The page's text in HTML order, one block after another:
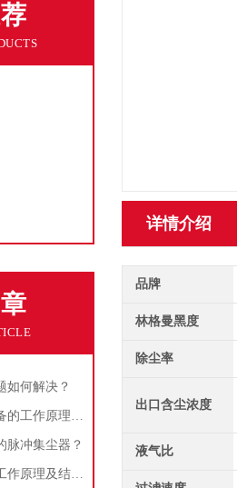
如何解决？
关于滤筒式集尘设备的工作原理及特点说明
脉冲集尘器？
工业脉冲集尘机的工作原理及结构特点说明
详情介绍
品牌
林格曼黑度
除尘率
出口含尘浓度
液气比